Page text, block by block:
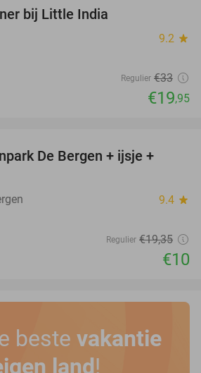
bij Little India
9.2 star
Regulier €33
€19,95
De Bergen + ijsje +
9.4 star
Regulier €19,35
€10
beste vakantie
land !